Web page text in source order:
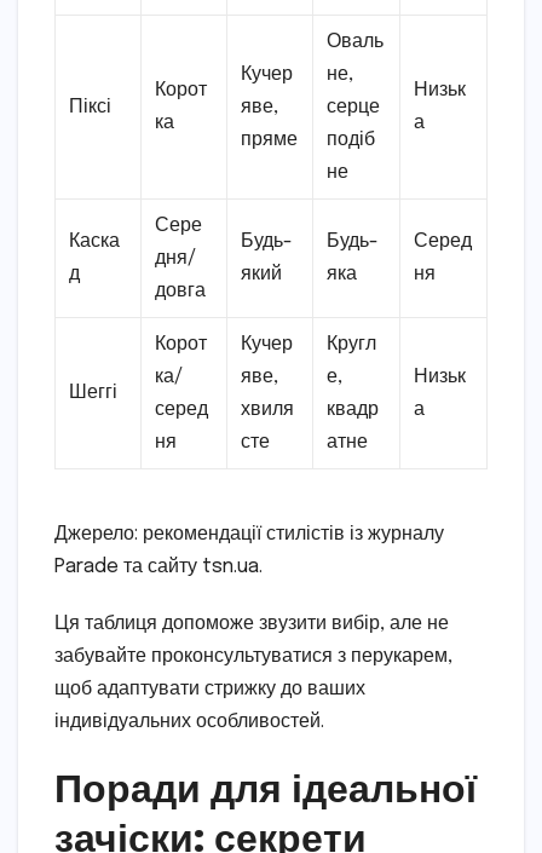
Піксі
Корот
ка
Кучер
яве,
пряме
Оваль
не,
серце
подіб
не
Низьк
а
Каска
д
Сере
дня/
довга
Будь-
який
Будь-
яка
Серед
ня
Шеггі
Корот
ка/
серед
ня
Кучер
яве,
хвиля
сте
Кругл
е,
квадр
атне
Низьк
а
Джерело: рекомендації стилістів із журналу
Parade та сайту tsn.ua.
Ця таблиця допоможе звузити вибір, але не
забувайте проконсультуватися з перукарем,
щоб адаптувати стрижку до ваших
індивідуальних особливостей.
Поради для ідеальної
зачіски: секрети